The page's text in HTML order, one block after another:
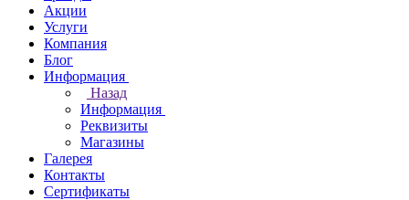
Акции
Услуги
Компания
Блог
Информация
Назад
Информация
Реквизиты
Магазины
Галерея
Контакты
Сертификаты